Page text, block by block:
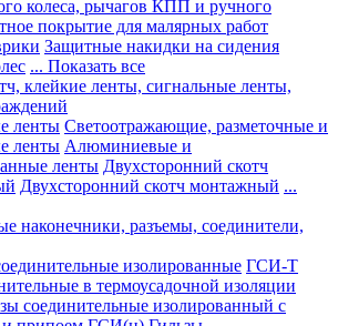
колеса, рычагов КПП и ручного
покрытие для малярных работ
Защитные накидки на сидения
... Показать все
клейкие ленты, сигнальные ленты,
ленты Светоотражающие, разметочные и
ленты Алюминиевые и
ленты Двухсторонний скотч
Двухсторонний скотч монтажный ...
наконечники, разъемы, соединители,
изолированные ГСИ-Т
в термоусадочной изоляции
соединительные изолированный с